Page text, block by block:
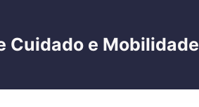
Cuidado e Mobilidade